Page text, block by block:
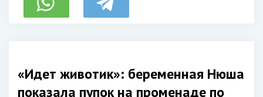
«Идет животик»: беременная Нюша
показала пупок на променаде по